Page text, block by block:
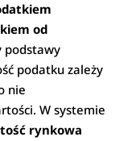
od
podstawy
podatku zależy
nie
W systemie
rynkowa